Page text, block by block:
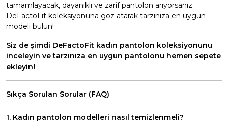
tamamlayacak, dayanıklı ve zarif pantolon arıyorsanız
DeFactoFit koleksiyonuna göz atarak tarzınıza en uygun
modeli bulun!
Siz de şimdi DeFactoFit kadın pantolon koleksiyonunu
inceleyin ve tarzınıza en uygun pantolonu hemen sepete
ekleyin!
Sıkça Sorulan Sorular (FAQ)
1. Kadın pantolon modelleri nasıl temizlenmeli?